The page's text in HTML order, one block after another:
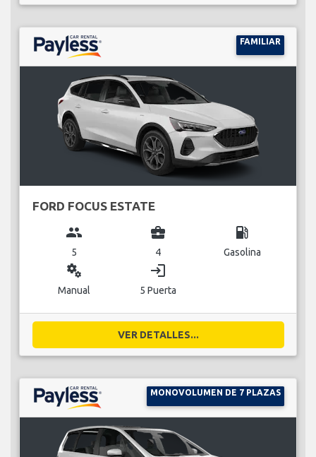
FAMILIAR
FORD FOCUS ESTATE
group
5
business_center
4
local_gas_station
Gasolina
miscellaneous_services
Manual
login
5 Puerta
VER DETALLES...
MONOVOLUMEN DE 7 PLAZAS